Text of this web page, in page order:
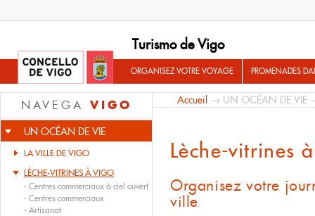
Turismo de Vigo
ORGANISEZ VOTRE VOYAGE PROMENADES
NAVEGA VIGO
UN OCÉAN DE VIE
LA VILLE DE VIGO
LÈCHE-VITRINES À VIGO
- Centres commerciaux à ciel ouvert
- Centres commerciaux
- Artisanat
Accueil → UN OCÉAN DE VIE
Lèche-vitrines
Organisez votre
ville